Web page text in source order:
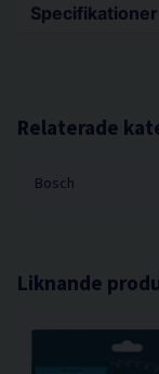
Specifikationer
Klingbredd
1,8/1,3
Max.
Spånvinkel
Frivinkel °
Relaterade
Bosch
Liknande